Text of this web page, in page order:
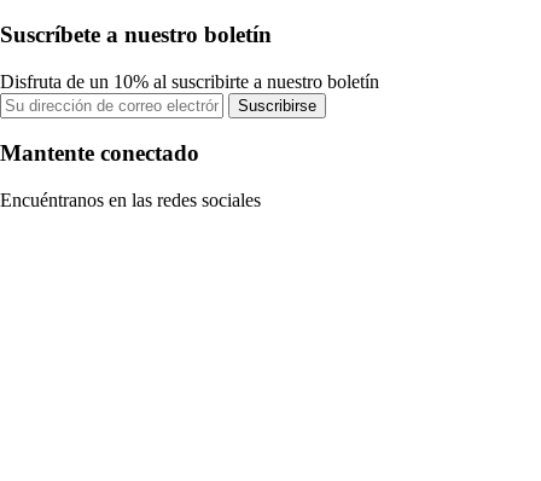
Suscríbete a nuestro boletín
Disfruta de un 10% al suscribirte a nuestro boletín
Suscribirse
Mantente conectado
Encuéntranos en las redes sociales